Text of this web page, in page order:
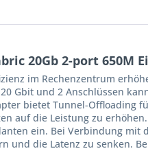
20Gb 2-port 650M
im Rechenzentrum
Gbit und 2 Anschlüssen
bietet Tunnel-
auf die Leistung zu
ein. Bei Verbindung mit
und die Latenz zu senken.